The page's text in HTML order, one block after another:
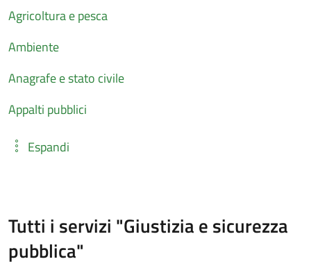
Agricoltura e pesca
Ambiente
Anagrafe e stato civile
Appalti pubblici
Espandi
Tutti i servizi "Giustizia e sicurezza
pubblica"